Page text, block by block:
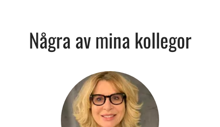
Några av mina kollegor